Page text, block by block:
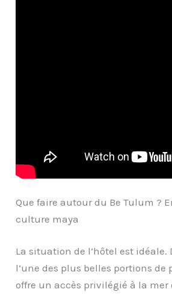
Que faire autour du Be Tulum ?
culture maya
La situation de l’hôtel est
l’une des plus belles portions de
offre un accès privilégié à la mer